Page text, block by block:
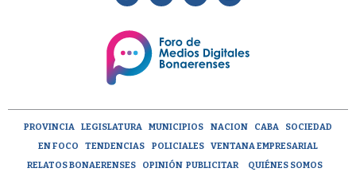
PROVINCIA LEGISLATURA MUNICIPIOS NACION CABA
SOCIEDAD
EN FOCO
TENDENCIAS POLICIALES
VENTANA EMPRESARIAL
RELATOS BONAERENSES
OPINIÓN PUBLICITAR
QUIÉNES SOMOS